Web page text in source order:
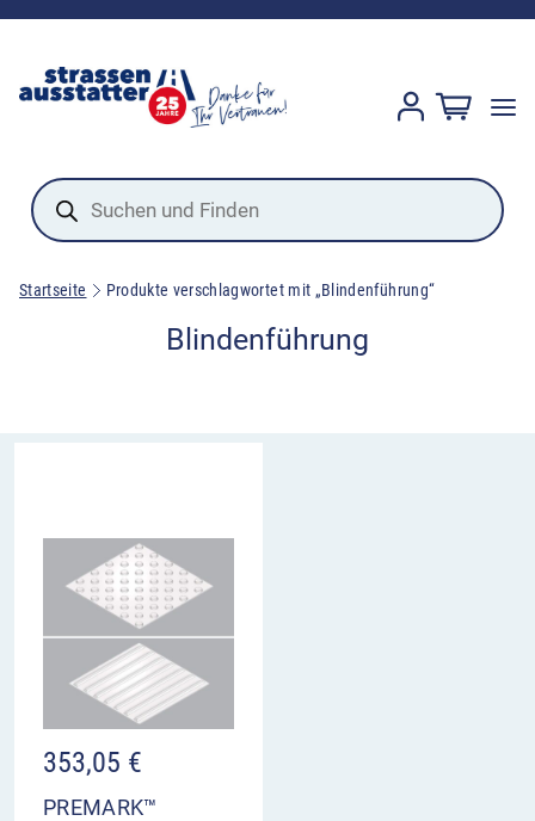
Products
search
Startseite Produkte verschlagwortet mit „Blindenführung“
Blindenführung
353,05 €
PREMARK™